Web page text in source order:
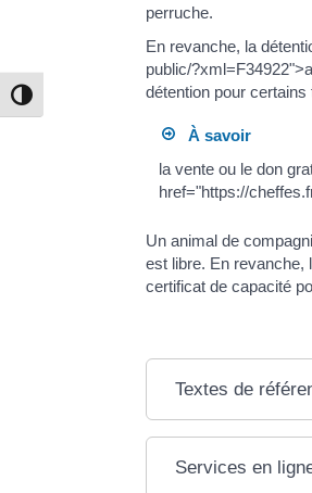
Passer en contraste élevé
perruche.
En revanche, la
public/
détention pour
À savoir
la vente ou le don
href="https://
Un animal de
est libre. En revanche,
certificat de capacité
Textes de
Services en